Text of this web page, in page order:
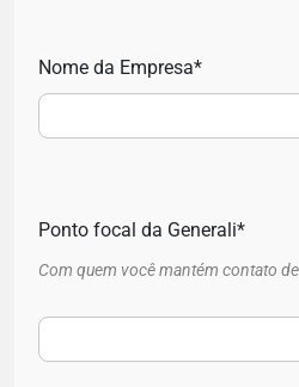
Nome da Empresa*
Ponto focal da Generali*
Com quem você mantém contato